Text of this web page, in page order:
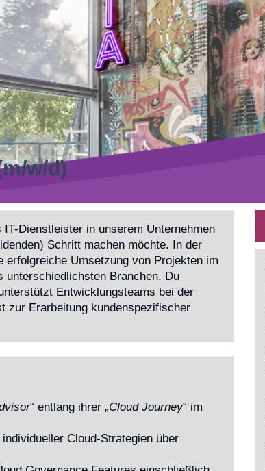
w/d)
Dienstleister in unserem Unternehmen
Schritt machen möchte. In der
Umsetzung von Projekten im
unterschiedlichsten Branchen. Du
Entwicklungsteams bei der
zur Erarbeitung kundenspezifischer
“ entlang ihrer „Cloud Journey“ im
Cloud-Strategien über